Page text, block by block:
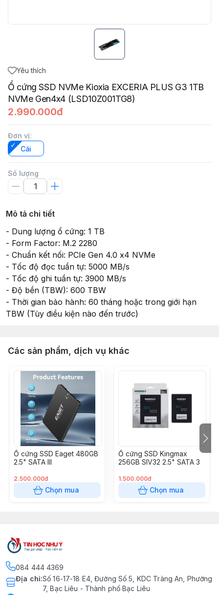
Yêu thích
Ổ cứng SSD NVMe Kioxia EXCERIA PLUS G3 1TB
NVMe Gen4x4 (LSD10Z001TG8)
2.990.000đ
Đơn vị:
Cái
Số lượng
Mô tả chi tiết
- Dung lượng ổ cứng: 1 TB
- Form Factor: M.2 2280
- Chuẩn kết nối: PCIe Gen 4.0 x4 NVMe
- Tốc độ đọc tuần tự: 5000 MB/s
- Tốc độ ghi tuần tự: 3900 MB/s
- Độ bền (TBW): 600 TBW
- Thời gian bảo hành: 60 tháng hoặc trong giới hạn
TBW (Tùy điều kiện nào đến trước)
Các sản phẩm, dịch vụ khác
Ổ cứng SSD Eaget 480GB
2.5" SATA III
2.500.000đ
Chọn mua
Ổ cứng SSD Kingmax
256GB SIV32 2.5" SATA 3
1.500.000đ
Chọn mua
084 444 4369
Địa chỉ:Số 16-17-18 E4, Đường Số 5, KDC Tràng An, Phường
7, Bạc Liêu - Thành phố Bạc Liêu